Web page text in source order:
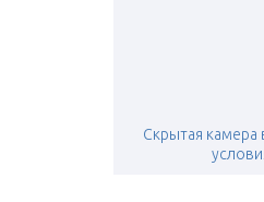
Скрытая камера